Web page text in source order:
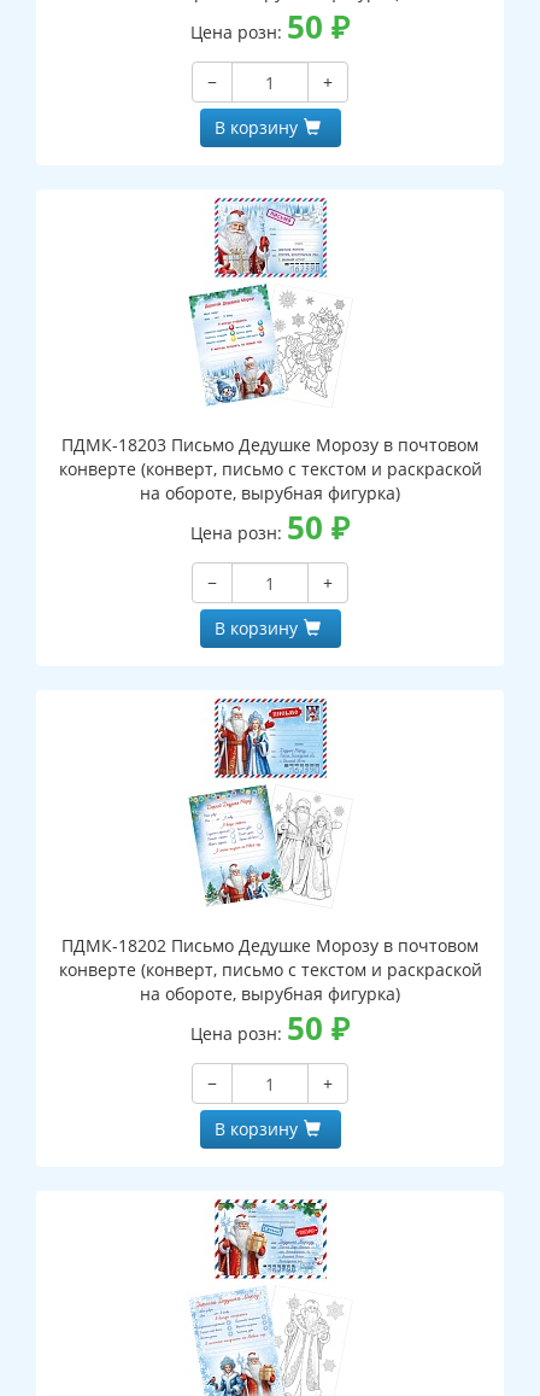
Цена розн: 50 ₽
−
+
В корзину
ПДМК-18203 Письмо Дедушке Морозу в почтовом
конверте (конверт, письмо с текстом и раскраской
на обороте, вырубная фигурка)
Цена розн: 50 ₽
−
+
В корзину
ПДМК-18202 Письмо Дедушке Морозу в почтовом
конверте (конверт, письмо с текстом и раскраской
на обороте, вырубная фигурка)
Цена розн: 50 ₽
−
+
В корзину